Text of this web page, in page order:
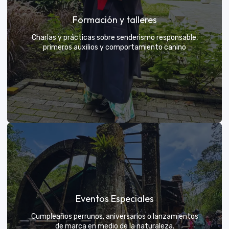
Tú eliges el parche y nosotros nos encargamos de
una aventura exclusiva
Formación y talleres
Charlas y prácticas sobre senderismo responsable,
primeros auxilios y comportamiento canino
Formación y talleres
Aprende de expertos a ser el mejor guía para tu
propio explorador
Eventos Especiales
Cumpleaños perrunos, aniversarios o lanzamientos
de marca en medio de la naturaleza.